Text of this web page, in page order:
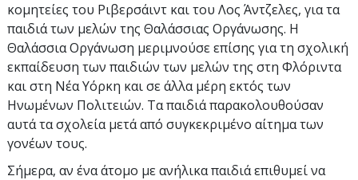
κομητείες του Ριβερσάιντ και του Λος Άντζελες, για τα
παιδιά των μελών της Θαλάσσιας Οργάνωσης. Η
Θαλάσσια Οργάνωση μεριμνούσε επίσης για τη σχολική
εκπαίδευση των παιδιών των μελών της στη Φλόριντα
και στη Νέα Υόρκη και σε άλλα μέρη εκτός των
Ηνωμένων Πολιτειών. Τα παιδιά παρακολουθούσαν
αυτά τα σχολεία μετά από συγκεκριμένο αίτημα των
γονέων τους.
Σήμερα, αν ένα άτομο με ανήλικα παιδιά επιθυμεί να